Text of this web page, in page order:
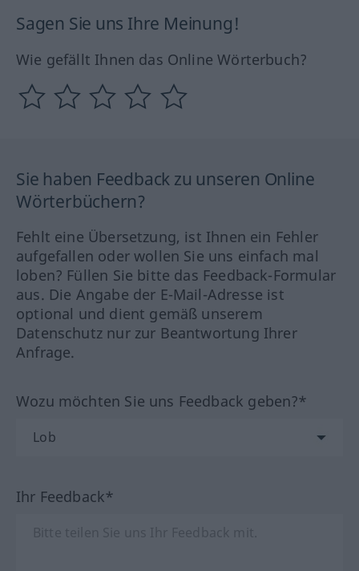
Sagen Sie uns Ihre Meinung!
Wie gefällt Ihnen das Online Wörterbuch?
Sie haben Feedback zu unseren Online
Wörterbüchern?
Fehlt eine Übersetzung, ist Ihnen ein Fehler
aufgefallen oder wollen Sie uns einfach mal
loben? Füllen Sie bitte das Feedback-Formular
aus. Die Angabe der E-Mail-Adresse ist
optional und dient gemäß unserem
Datenschutz nur zur Beantwortung Ihrer
Anfrage.
Wozu möchten Sie uns Feedback geben?*
Ihr Feedback*